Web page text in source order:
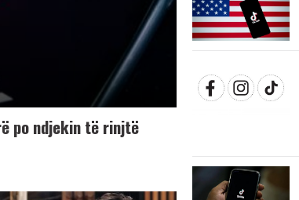
po ndjekin të rinjtë